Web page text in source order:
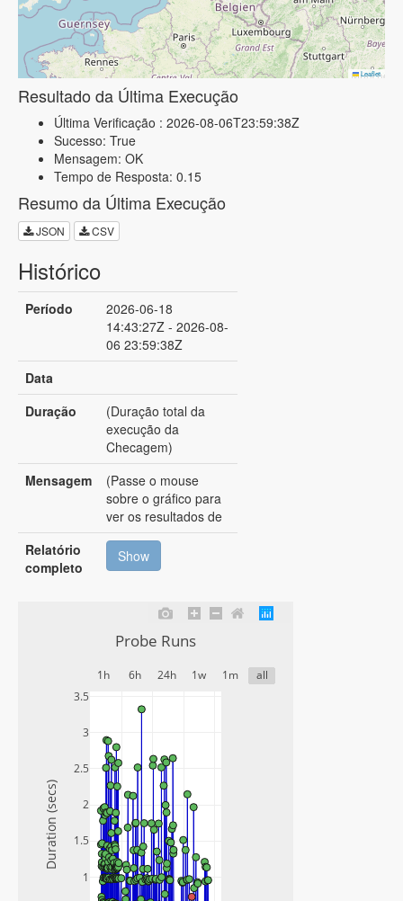
Leaflet
Resultado da Última Execução
Última Verificação : 2026-08-06T23:59:38Z
Sucesso: True
Mensagem: OK
Tempo de Resposta: 0.15
Resumo da Última Execução
JSON CSV
Histórico
Período
2026-06-18
14:43:27Z - 2026-08-
06 23:59:38Z
Data
Duração
(Duração total da
execução da
Checagem)
Mensagem
(Passe o mouse
sobre o gráfico para
ver os resultados de
Execução)
Relatório
completo
Show
1
1.5
2
2.5
3
3.5
1h 6h 24h 1w 1m all
Probe Runs
Duration (secs)